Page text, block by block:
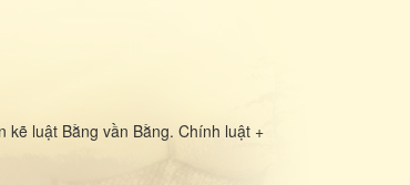
kẽ luật Bằng vần Bằng. Chính luật +